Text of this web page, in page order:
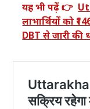
यह भी पढ़ें 👉
लाभार्थियों को
DBT से जारी की